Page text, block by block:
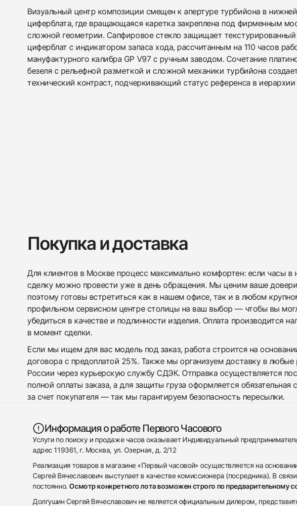
Визуальный центр композиции смещен к апертуре турбийона в
циферблата, где вращающаяся каретка закреплена под фирменным
сложной геометрии. Сапфировое стекло защищает текстурированный
циферблат с индикатором запаса хода, рассчитанным на 110 часов
мануфактурного калибра GP V97 с ручным заводом. Сочетание
безеля с рельефной разметкой и сложной механики турбийона
технический контраст, подчеркивающий статус референса в иерархии
Покупка и доставка
Для клиентов в Москве процесс максимально комфортен: если часы в
сделку можно провести уже в день обращения. Мы ценим ваше
поэтому готовы встретиться как в нашем офисе, так и в любом
профильном сервисном центре столицы на ваш выбор — чтобы вы
убедиться в качестве и подлинности изделия. Оплата производится
в момент сделки.
Если мы ищем для вас модель под заказ, работа строится на
договора с предоплатой 25%. Также мы организуем доставку в любые
России через курьерскую службу СДЭК. Отправка осуществляется
полной оплаты заказа, а для защиты груза оформляется обязательная
за счет покупателя — так мы гарантируем безопасность пересылки.
Информация о работе Первого Часового
Услуги по поиску и продаже часов оказывает Индивидуальный
адрес 119361, г. Москва, ул. Озерная, д. 2/12
Реализация товаров в магазине «Первый часовой» осуществляется на
Сергей Вячеславович выступает в качестве комиссионера (посредника). В
постоянно.Осмотр конкретного лота возможен строго по предварительному
Долгушин Сергей Вячеславович не является официальным дилером,
BMW
Идеальное
$44,850
Идеальное
$44,850